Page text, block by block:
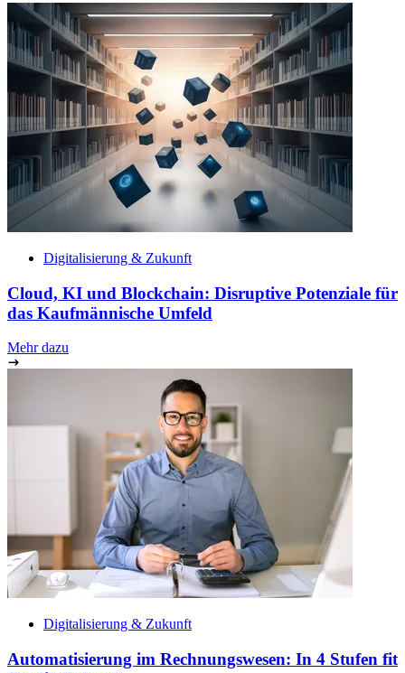
Digitalisierung & Zukunft
Cloud, KI und Blockchain: Disruptive Potenziale für
das Kaufmännische Umfeld
Mehr dazu
Digitalisierung & Zukunft
Automatisierung im Rechnungswesen: In 4 Stufen fit